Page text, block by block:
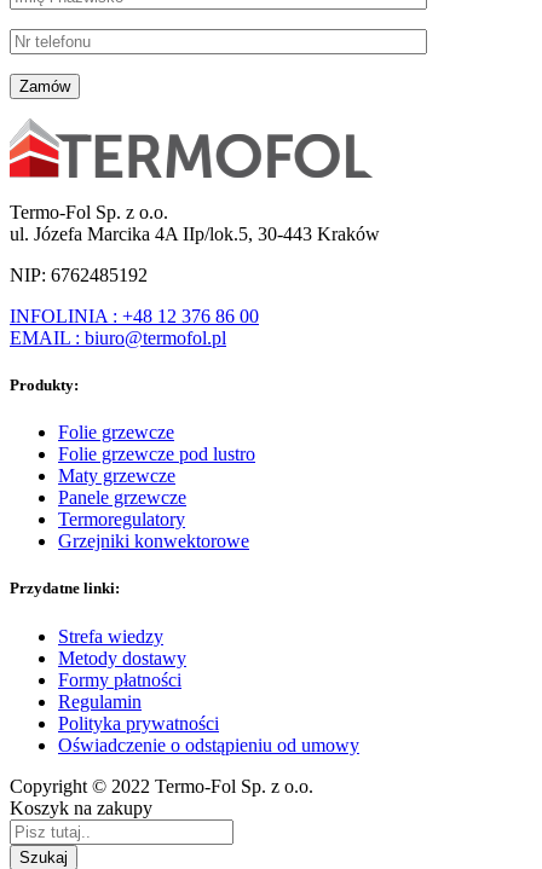
Termo-Fol Sp. z o.o.
ul. Józefa Marcika 4A IIp/lok.5, 30-443 Kraków
NIP: 6762485192
INFOLINIA : +48 12 376 86 00
EMAIL : biuro@termofol.pl
Produkty:
Folie grzewcze
Folie grzewcze pod lustro
Maty grzewcze
Panele grzewcze
Termoregulatory
Grzejniki konwektorowe
Przydatne linki:
Strefa wiedzy
Metody dostawy
Formy płatności
Regulamin
Polityka prywatności
Oświadczenie o odstąpieniu od umowy
Copyright © 2022 Termo-Fol Sp. z o.o.
Koszyk na zakupy